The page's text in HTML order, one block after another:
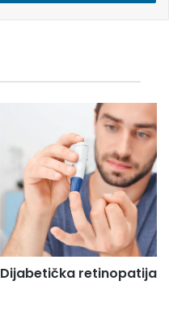
Dijabetička retinopatija